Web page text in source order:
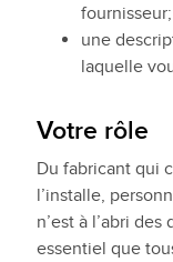
fournisseur;
une
laquelle
Votre rôle
Du fabricant qui
l’installe,
n’est à l’abri
essentiel que